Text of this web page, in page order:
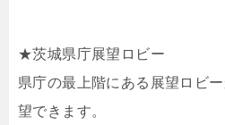
★茨城県庁展望ロビー
県庁の最上階にある展望ロビ
望できます。